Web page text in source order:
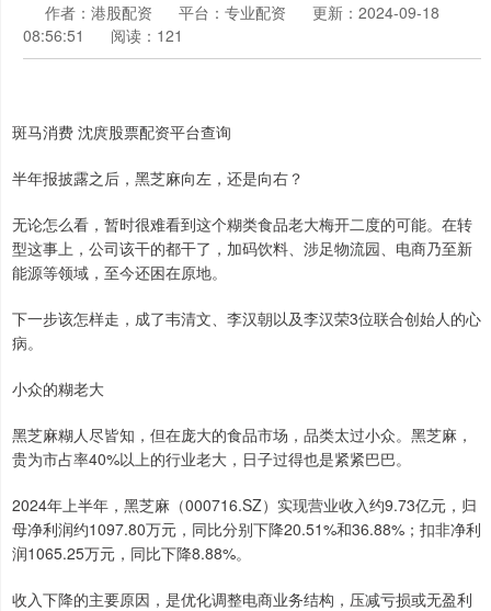
作者：港股配资 平台：专业配资
更新：2024-09-18
08:56:51
阅读：121
斑马消费 沈庹股票配资平台查询
半年报披露之后，黑芝麻向左，还是向右？
无论怎么看，暂时很难看到这个糊类食品老大梅开二度的可能。在转
型这事上，公司该干的都干了，加码饮料、涉足物流园、电商乃至新
能源等领域，至今还困在原地。
下一步该怎样走，成了韦清文、李汉朝以及李汉荣3位联合创始人的心
病。
小众的糊老大
黑芝麻糊人尽皆知，但在庞大的食品市场，品类太过小众。黑芝麻，
贵为市占率40%以上的行业老大，日子过得也是紧紧巴巴。
2024年上半年，黑芝麻（000716.SZ）实现营业收入约9.73亿元，归
母净利润约1097.80万元，同比分别下降20.51%和36.88%；扣非净利
润1065.25万元，同比下降8.88%。
收入下降的主要原因，是优化调整电商业务结构，压减亏损或无盈利